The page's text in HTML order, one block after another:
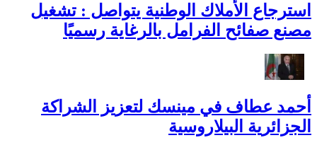
استرجاع الأملاك الوطنية يتواصل : تشغيل
مصنع صفائح الفرامل بالرغاية رسميًا
أحمد عطاف في مينسك لتعزيز الشراكة
الجزائرية البيلاروسية